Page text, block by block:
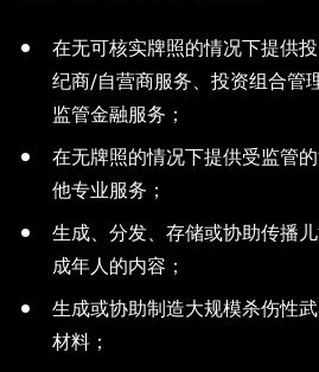
在无可核实牌照的情况下提供
纪商/自营商服务、投资组合管
监管金融服务；
在无牌照的情况下提供受监管
他专业服务；
生成、分发、存储或协助传播
成年人的内容；
生成或协助制造大规模杀伤性
材料；